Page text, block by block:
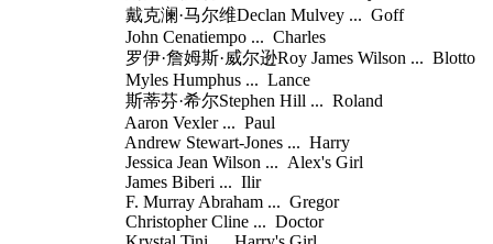
戴克澜·马尔维Declan Mulvey ... Goff
John Cenatiempo ... Charles
罗伊·詹姆斯·威尔逊Roy James Wilson ... Blotto
Myles Humphus ... Lance
斯蒂芬·希尔Stephen Hill ... Roland
Aaron Vexler ... Paul
Andrew Stewart-Jones ... Harry
Jessica Jean Wilson ... Alex's Girl
James Biberi ... Ilir
F. Murray Abraham ... Gregor
Christopher Cline ... Doctor